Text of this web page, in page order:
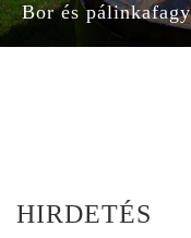
Bor és
HIRDETÉS